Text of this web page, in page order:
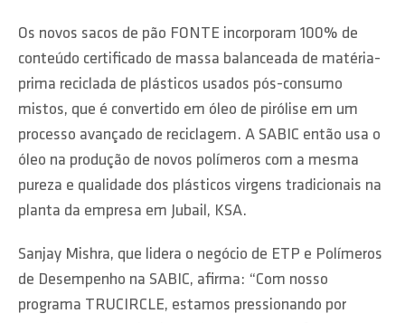
Os novos sacos de pão FONTE incorporam 100% de
conteúdo certificado de massa balanceada de matéria-
prima reciclada de plásticos usados ​​pós-consumo
mistos, que é convertido em óleo de pirólise em um
processo avançado de reciclagem. A SABIC então usa o
óleo na produção de novos polímeros com a mesma
pureza e qualidade dos plásticos virgens tradicionais na
planta da empresa em Jubail, KSA.
Sanjay Mishra, que lidera o negócio de ETP e Polímeros
de Desempenho na SABIC, afirma: “Com nosso
programa TRUCIRCLE, estamos pressionando por